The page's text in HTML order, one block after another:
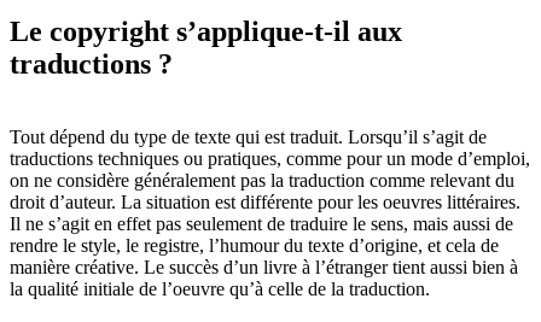
Le copyright s’applique-t-il aux
traductions ?
Tout dépend du type de texte qui est traduit. Lorsqu’il s’agit de
traductions techniques ou pratiques, comme pour un mode d’emploi,
on ne considère généralement pas la traduction comme relevant du
droit d’auteur. La situation est différente pour les oeuvres littéraires.
Il ne s’agit en effet pas seulement de traduire le sens, mais aussi de
rendre le style, le registre, l’humour du texte d’origine, et cela de
manière créative. Le succès d’un livre à l’étranger tient aussi bien à
la qualité initiale de l’oeuvre qu’à celle de la traduction.